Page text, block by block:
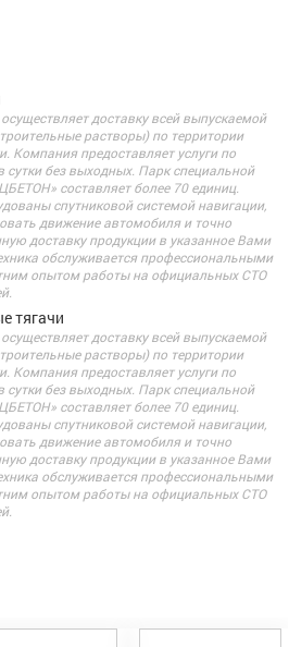
доставку всей выпускаемой
растворы) по территории
Компания предоставляет услуги по
сутки без выходных. Парк специальной
составляет более 70 единиц.
спутниковой системой навигации,
движение автомобиля и точно
доставку продукции в указанное Вами
обслуживается профессиональными
опытом работы на официальных СТО
тягачи
доставку всей выпускаемой
растворы) по территории
Компания предоставляет услуги по
сутки без выходных. Парк специальной
составляет более 70 единиц.
спутниковой системой навигации,
движение автомобиля и точно
доставку продукции в указанное Вами
обслуживается профессиональными
опытом работы на официальных СТО